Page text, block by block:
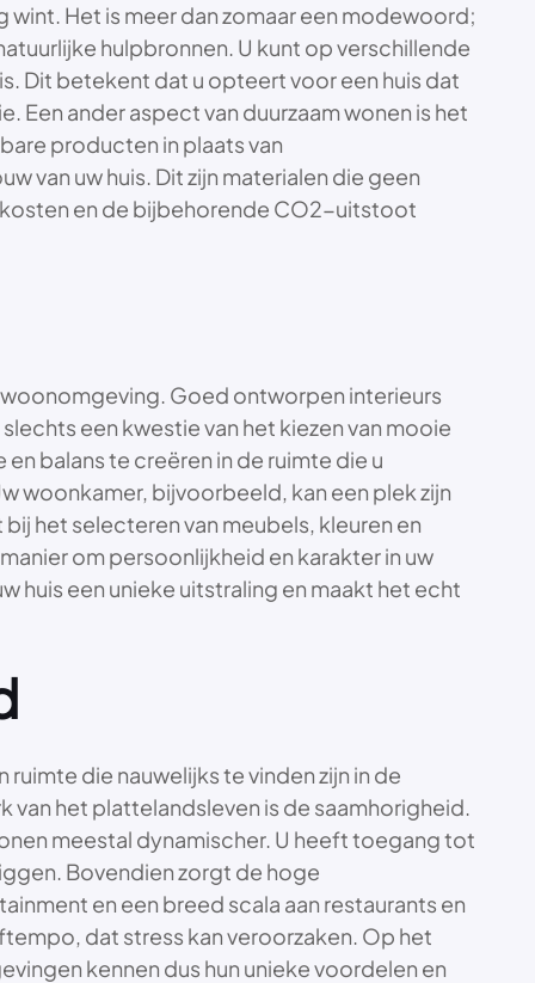
wint. Het is meer dan zomaar een modewoord;
hulpbronnen. U kunt op verschillende
Dit betekent dat u opteert voor een huis dat
ander aspect van duurzaam wonen is het
producten in plaats van
van uw huis. Dit zijn materialen die geen
en de bijbehorende CO2-uitstoot
Goed ontworpen interieurs
een kwestie van het kiezen van mooie
balans te creëren in de ruimte die u
woonkamer, bijvoorbeeld, kan een plek zijn
het selecteren van meubels, kleuren en
om persoonlijkheid en karakter in uw
huis een unieke uitstraling en maakt het echt
die nauwelijks te vinden zijn in de
van het plattelandsleven is de saamhorigheid.
meestal dynamischer. U heeft toegang tot
Bovendien zorgt de hoge
en een breed scala aan restaurants en
dat stress kan veroorzaken. Op het
kennen dus hun unieke voordelen en